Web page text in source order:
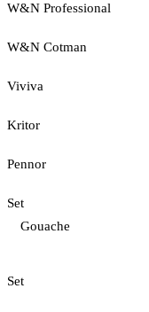
W&N Professional
W&N Cotman
Viviva
Kritor
Pennor
Set
Gouache
Set